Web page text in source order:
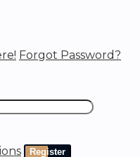
Forgot Password?
Register